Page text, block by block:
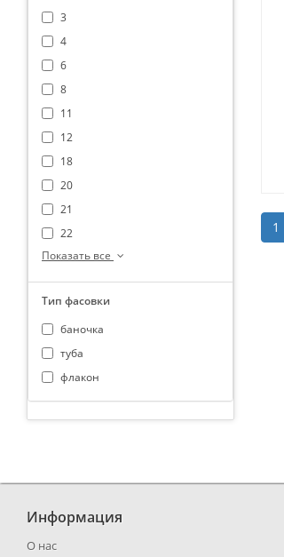
1
3
4
6
8
11
12
18
20
21
22
Показать все
Тип фасовки
баночка
туба
флакон
Информация
О нас